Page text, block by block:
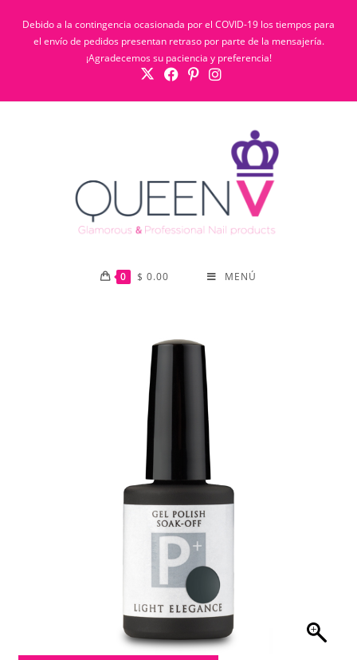
Debido a la contingencia ocasionada por el COVID-19 los tiempos para
el envío de pedidos presentan retraso por parte de la mensajería.
¡Agradecemos su paciencia y preferencia!
0 $ 0.00 MENÚ